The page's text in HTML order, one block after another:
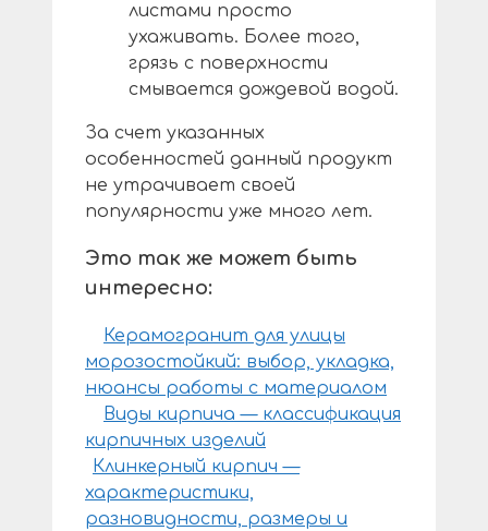
листами просто
ухаживать. Более того,
грязь с поверхности
смывается дождевой водой.
За счет указанных
особенностей данный продукт
не утрачивает своей
популярности уже много лет.
Это так же может быть
интересно:
Керамогранит для улицы
морозостойкий: выбор, укладка,
нюансы работы с материалом
Виды кирпича — классификация
кирпичных изделий
Клинкерный кирпич —
характеристики,
разновидности, размеры и